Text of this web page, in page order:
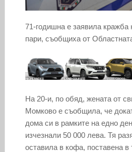
71-годишна е заявила кражба
пари, съобщиха от
На 20-и, по обяд, жената от
Момково е съобщила, че
дома си в рамките на едно
изчезнали 50 000 лева. Тя
оставила в кофа, поставена